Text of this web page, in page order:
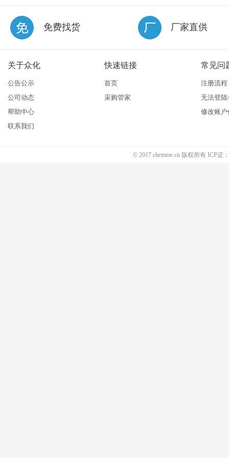
免费找货 厂家直供
关于众化
公告公示
公司动态
帮助中心
联系我们
快速链接
首页
采购管家
常见问
注册流程
无法登
修改账户
© 2017 chemme.cn 版权所有 ICP证：